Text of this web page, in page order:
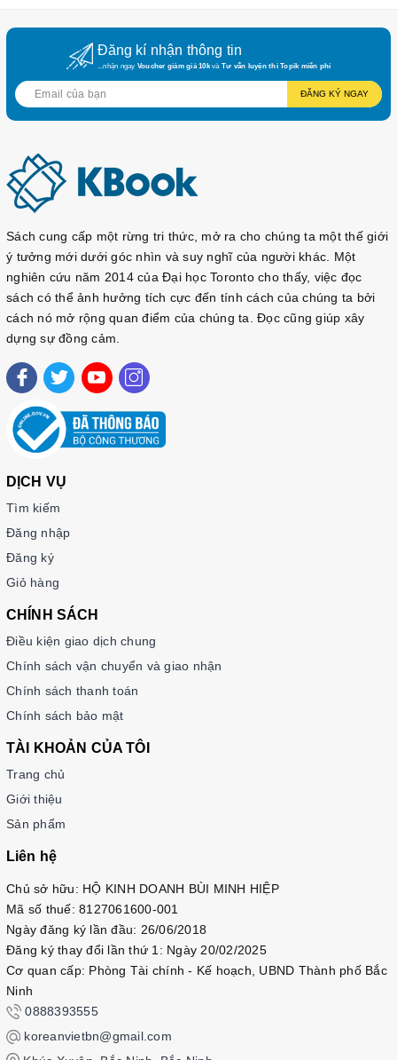
Đăng kí nhận thông tin
...nhận ngay Voucher giảm giá 10kvà Tư vấn luyện thi Topik miễn phí
ĐĂNG KÝ NGAY
Sách cung cấp một rừng tri thức, mở ra cho chúng ta một thế giới
ý tưởng mới dưới góc nhìn và suy nghĩ của người khác. Một
nghiên cứu năm 2014 của Đại học Toronto cho thấy, việc đọc
sách có thể ảnh hưởng tích cực đến tính cách của chúng ta bởi
cách nó mở rộng quan điểm của chúng ta. Đọc cũng giúp xây
dựng sự đồng cảm.
DỊCH VỤ
Tìm kiếm
Đăng nhập
Đăng ký
Giỏ hàng
CHÍNH SÁCH
Điều kiện giao dịch chung
Chính sách vận chuyển và giao nhận
Chính sách thanh toán
Chính sách bảo mật
TÀI KHOẢN CỦA TÔI
Trang chủ
Giới thiệu
Sản phẩm
Liên hệ
Chủ sở hữu: HỘ KINH DOANH BÙI MINH HIỆP
Mã số thuế: 8127061600-001
Ngày đăng ký lần đầu: 26/06/2018
Đăng ký thay đổi lần thứ 1: Ngày 20/02/2025
Cơ quan cấp: Phòng Tài chính - Kế hoạch, UBND Thành phố Bắc
Ninh
0888393555
koreanvietbn@gmail.com